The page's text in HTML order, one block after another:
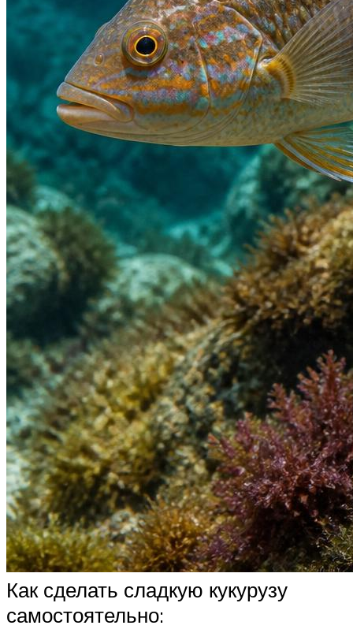
Как сделать сладкую кукурузу
самостоятельно: